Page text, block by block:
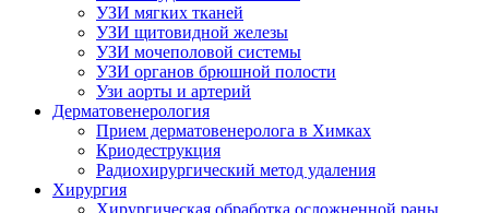
УЗИ мягких тканей
УЗИ щитовидной железы
УЗИ мочеполовой системы
УЗИ органов брюшной полости
Узи аорты и артерий
Дерматовенерология
Прием дерматовенеролога в Химках
Криодеструкция
Радиохирургический метод удаления
Хирургия
Хирургическая обработка осложненной раны